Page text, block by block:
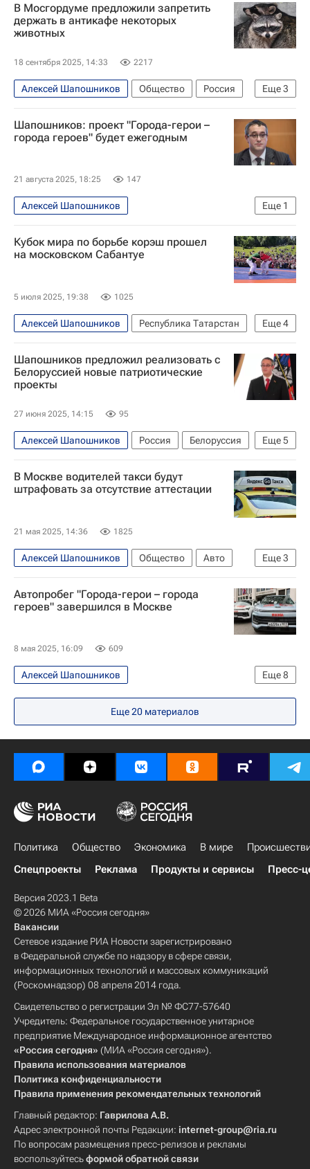
Леонид Слуцкий (политик)
Московская городская дума
Московский метрополитен
В Мосгордуме предложили запретить
держать в антикафе некоторых
животных
18 сентября 2025, 14:33 2217
Еще3
Алексей Шапошников Общество
Россия
Светлана Акулова
Московская городская дума
Шапошников: проект "Города-герои –
города героев" будет ежегодным
21 августа 2025, 18:25 147
Еще 1
Алексей Шапошников
Московская городская дума
Кубок мира по борьбе корэш прошел
на московском Сабантуе
5 июля 2025, 19:38 1025
Еще4
Алексей Шапошников
Республика Татарстан
Москва
Республика Татарстан (Татарстан)
Фарид Мухаметшин
Россия
Шапошников предложил реализовать с
Белоруссией новые патриотические
проекты
27 июня 2025, 14:15 95
Еще5
Алексей Шапошников Россия
Белоруссия
Москва
Сергей Собянин
Московская городская дума
Русская православная церковь
В Москве водителей такси будут
штрафовать за отсутствие аттестации
21 мая 2025, 14:36 1825
Еще3
Алексей Шапошников Общество
Авто
Москва
Московская городская дума
Единая Россия
Автопробег "Города-герои – города
героев" завершился в Москве
8 мая 2025, 16:09 609
Еще8
Алексей Шапошников
80-летие Победы в Великой Отечественной войне
Мурманск
Россия
Сергей Собянин
Ирина Гусева
Московская городская дума
80-летие Победы в Великой Отечественной войне
Еще20 материалов
Политика Общество Экономика В мире
Спецпроекты
Реклама Продукты и сервисы Пресс-
Версия 2023.1 Beta
© 2026 МИА «Россия сегодня»
Вакансии
Сетевое издание РИА Новости зарегистрировано
в Федеральной службе по надзору в сфере связи,
информационных технологий и массовых коммуникаций
(Роскомнадзор) 08 апреля 2014 года.
Свидетельство о регистрации Эл № ФС77-57640
Учредитель: Федеральное государственное унитарное
предприятие Международное информационное агентство
«Россия сегодня» (МИА «Россия сегодня»).
Правила использования материалов
Политика конфиденциальности
Правила применения рекомендательных технологий
Главный редактор: Гаврилова А.В.
Адрес электронной почты Редакции: internet-group@ria.ru
По вопросам размещения пресс-релизов и рекламы
воспользуйтесьформой обратной связи